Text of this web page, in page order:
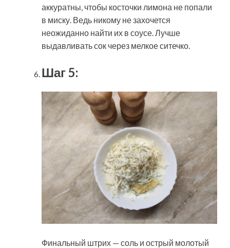
аккуратны, чтобы косточки лимона не попали
в миску. Ведь никому не захочется
неожиданно найти их в соусе. Лучше
выдавливать сок через мелкое ситечко.
Шаг 5:
Финальный штрих — соль и острый молотый